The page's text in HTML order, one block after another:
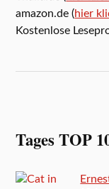
amazon.de (hier
Kostenlose
Tages TOP